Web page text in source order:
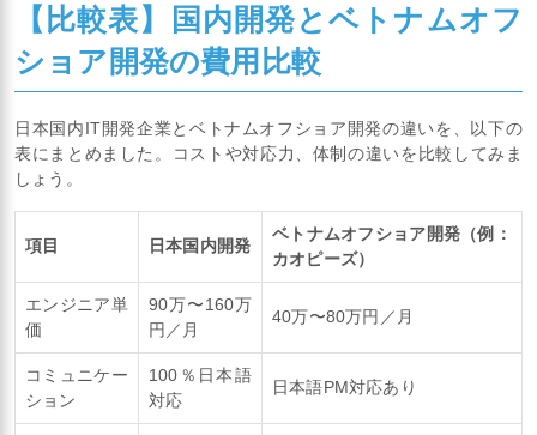
【比較表】国内開発とベトナムオフ
ショア開発の費用比較
日本国内IT開発企業とベトナムオフショア開発の違いを、以下の
表にまとめました。コストや対応力、体制の違いを比較してみま
しょう。
項目 日本国内開発
ベトナムオフショア開発（例：
カオピーズ）
エンジニア単
価
90万〜160万
円／月
40万〜80万円／月
コミュニケー
ション
100％日本語
対応
日本語PM対応あり